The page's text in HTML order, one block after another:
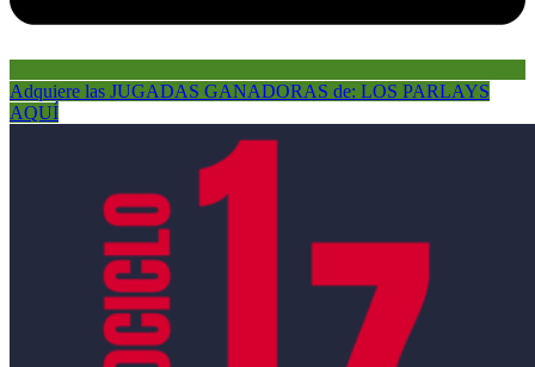
Adquiere las JUGADAS GANADORAS de: LOS PARLAYS
AQUÍ